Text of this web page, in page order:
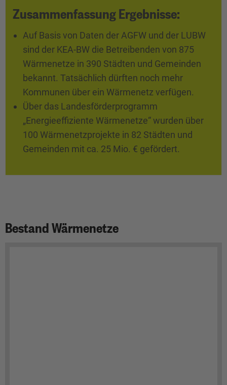
Zusammenfassung Ergebnisse:
Auf Basis von Daten der AGFW und der LUBW
sind der KEA-BW die Betreibenden von 875
Wärmenetze in 390 Städten und Gemeinden
bekannt. Tatsächlich dürften noch mehr
Kommunen über ein Wärmenetz verfügen.
Über das Landesförderprogramm
„Energieeffiziente Wärmenetze“ wurden über
100 Wärmenetzprojekte in 82 Städten und
Gemeinden mit ca. 25 Mio. € gefördert.
Bestand Wärmenetze